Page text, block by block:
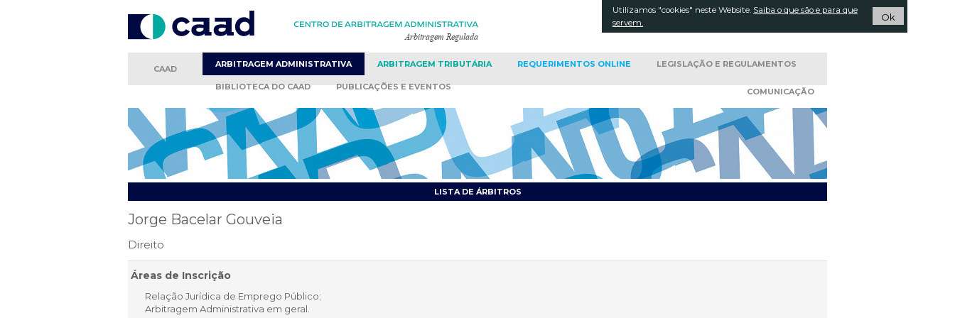
Pesquisar...
CONTACTOS
CAAD ARBITRAGEM ADMINISTRATIVA ARBITRAGEM TRIBUTÁRIA REQUERIMENTOS ONLINE LEGISLAÇÃO E REGULAMENTOS
BIBLIOTECA DO CAAD PUBLICAÇÕES E EVENTOS COMUNICAÇÃO
LISTA DE ÁRBITROS
Jorge Bacelar Gouveia
Direito
Áreas de Inscrição
Relação Jurídica de Emprego Público;
Arbitragem Administrativa em geral.
Utilizamos "cookies" neste Website. Saiba o que são e para que
servem.
Ok